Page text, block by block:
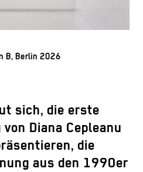
B, Berlin 2026
sich, die erste
Diana Cepleanu
die
aus den 1990er